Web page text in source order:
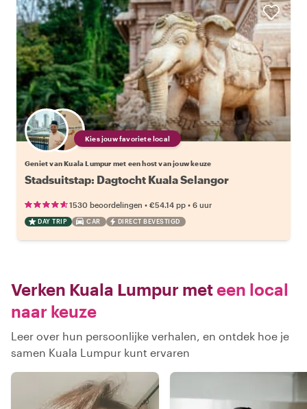
Kies jouw favoriete local
Geniet van Kuala Lumpur met een host van jouw keuze
Stadsuitstap: Dagtocht Kuala Selangor
1530 beoordelingen • €54.14 pp • 6 uur
DAY TRIP CAR DIRECT BEVESTIGD
Verken Kuala Lumpur meteen local
naar keuze
Leer over hun persoonlijke verhalen, en ontdek hoe je
samen Kuala Lumpur kunt ervaren